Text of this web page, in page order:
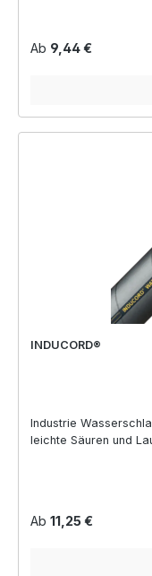
Regulärer Preis:
Ab 9,44 €
INDUCORD®
Industrie
leichte Säuren und
Regulärer Preis:
Ab 11,25 €